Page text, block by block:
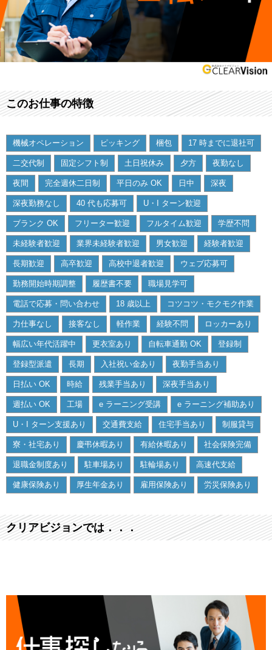
このお仕事の特徴
機械オペレーション ピッキング 梱包 17 時までに退社可
二交代制 固定シフト制 土日祝休み 夕方 夜勤なし
夜間 完全週休二日制 平日のみ OK 日中 深夜
深夜勤務なし 40 代も応募可 U・I ターン歓迎
ブランク OK フリーター歓迎 フルタイム歓迎 学歴不問
未経験者歓迎 業界未経験者歓迎 男女歓迎 経験者歓迎
長期歓迎 高卒歓迎 高校中退者歓迎 ウェブ応募可
勤務開始時期調整 履歴書不要 職場見学可
電話で応募・問い合わせ 18 歳以上 コツコツ・モクモク作業
力仕事なし 接客なし 軽作業 経験不問 ロッカーあり
幅広い年代活躍中 更衣室あり 自転車通勤 OK 登録制
登録型派遣 長期 入社祝い金あり 夜勤手当あり
日払い OK 時給 残業手当あり 深夜手当あり
週払い OK 工場 e ラーニング受講 e ラーニング補助あり
U・I ターン支援あり 交通費支給 住宅手当あり 制服貸与
寮・社宅あり 慶弔休暇あり 有給休暇あり 社会保険完備
退職金制度あり 駐車場あり 駐輪場あり 高速代支給
健康保険あり 厚生年金あり 雇用保険あり 労災保険あり
クリアビジョンでは．．．